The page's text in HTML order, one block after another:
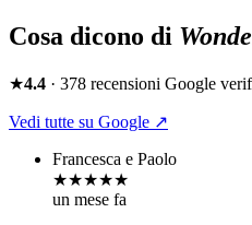
Cosa dicono di
★4.4 · 378 recensioni Google
Vedi tutte su Google ↗
Francesca e Paolo
★★★★★
un mese fa